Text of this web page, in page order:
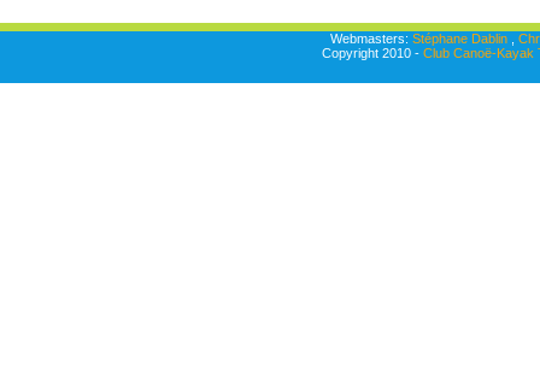
Webmasters: Stéphane Dablin,
Copyright 2010 - Club Canoë-Kayak